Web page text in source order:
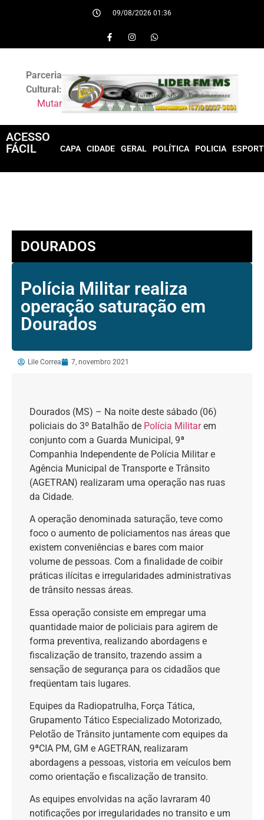
09/08/2026 01:36
Parceria
Cultural:
Mutar
ACESSO
FÁCIL
CAPA CIDADE GERAL POLÍTICA POLICIA
DOURADOS
Polícia Militar realiza
operação saturação em
Dourados
Lile Correa 7, novembro 2021
Dourados (MS) – Na noite deste sábado (06)
policiais do 3º Batalhão de Polícia Militarem
conjunto com a Guarda Municipal, 9ª
Companhia Independente de Polícia Militar e
Agência Municipal de Transporte e Trânsito
(AGETRAN) realizaram uma operação nas ruas
da Cidade.
A operação denominada saturação, teve como
foco o aumento de policiamentos nas áreas que
existem conveniências e bares com maior
volume de pessoas. Com a finalidade de coibir
práticas ilícitas e irregularidades administrativas
de trânsito nessas áreas.
Essa operação consiste em empregar uma
quantidade maior de policiais para agirem de
forma preventiva, realizando abordagens e
fiscalização de transito, trazendo assim a
sensação de segurança para os cidadãos que
freqüentam tais lugares.
Equipes da Radiopatrulha, Força Tática,
Grupamento Tático Especializado Motorizado,
Pelotão de Trânsito juntamente com equipes da
9ªCIA PM, GM e AGETRAN, realizaram
abordagens a pessoas, vistoria em veículos bem
como orientação e fiscalização de transito.
As equipes envolvidas na ação lavraram 40
notificações por irregularidades no transito e um